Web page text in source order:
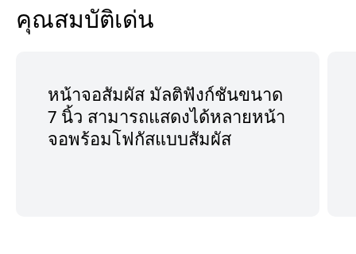
คุณสมบัติเด่น
หน้าจอสัมผัส มัลติฟังก์ชันขนาด
7 นิ้ว สามารถแสดงได้หลายหน้า
จอพร้อมโฟกัสแบบสัมผัส